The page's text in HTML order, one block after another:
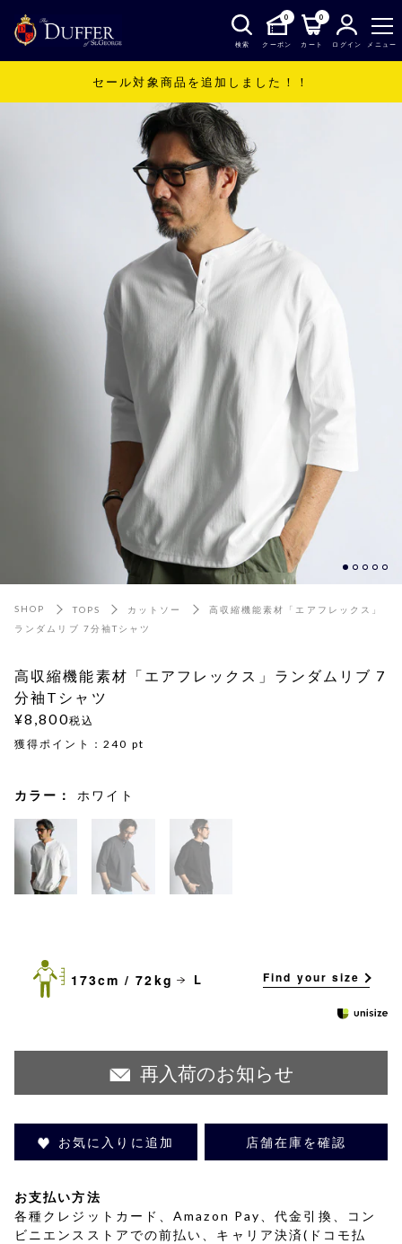
検索
0
クーポン
0
カート ログイン メニュー
セール対象商品を追加しました！！
SHOP TOPS カットソー
高収縮機能素材「エアフレックス」
ランダムリブ 7分袖Tシャツ
高収縮機能素材「エアフレックス」ランダムリブ 7
分袖Tシャツ
¥8,800税込
獲得ポイント： 240 pt
カラー： ホワイト
173cm / 72kg L Find your size
再入荷のお知らせ
お気に入りに追加 店舗在庫を確認
お支払い方法
各種クレジットカード、Amazon Pay、代金引換、コン
ビニエンスストアでの前払い、キャリア決済(ドコモ払